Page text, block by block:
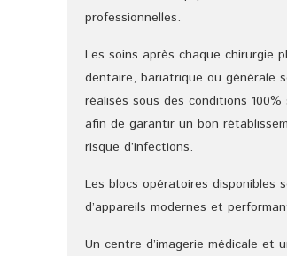
professionnelles.
Les soins après chaque chirurgie
dentaire, bariatrique ou générale
réalisés sous des conditions 100%
afin de garantir un bon
risque d’infections.
Les blocs opératoires disponibles
d’appareils modernes et
Un centre d’imagerie médicale et